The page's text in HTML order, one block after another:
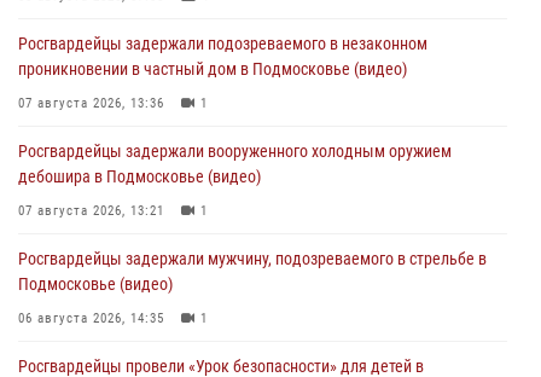
Росгвардейцы задержали подозреваемого в незаконном
проникновении в частный дом в Подмосковье (видео)
07 августа 2026, 13:36 1
Росгвардейцы задержали вооруженного холодным оружием
дебошира в Подмосковье (видео)
07 августа 2026, 13:21 1
Росгвардейцы задержали мужчину, подозреваемого в стрельбе в
Подмосковье (видео)
06 августа 2026, 14:35 1
Росгвардейцы провели «Урок безопасности» для детей в